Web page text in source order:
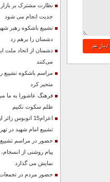
نظارت مشترک بر بازار
جدیت انجام می شود
تشییع باشکوه رهبر
دشمنان را برهم زد
دشمنان از اتحاد ملت
می‌کنند
مراسم باشکوه تشییع
متحیر کرد
فرهنگ عاشورا به ما
ظلم سکوت نکنیم
اعزام15 اتوبوس
تشییع امام شهید در
حضور در مراسم تشییع
پیام روشنی از انسجام،
نمایش می گذارد
حضور مردم در تجمعات